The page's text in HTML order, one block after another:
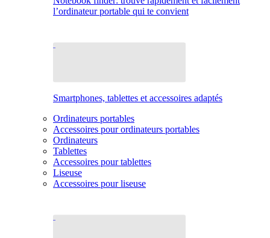
l’ordinateur portable qui te convient
Smartphones, tablettes et accessoires adaptés
Ordinateurs portables
Accessoires pour ordinateurs portables
Ordinateurs
Tablettes
Accessoires pour tablettes
Liseuse
Accessoires pour liseuse